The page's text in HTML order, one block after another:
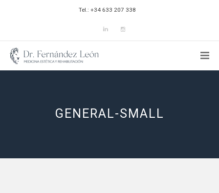
Tel.: +34 633 207 338
GENERAL-SMALL